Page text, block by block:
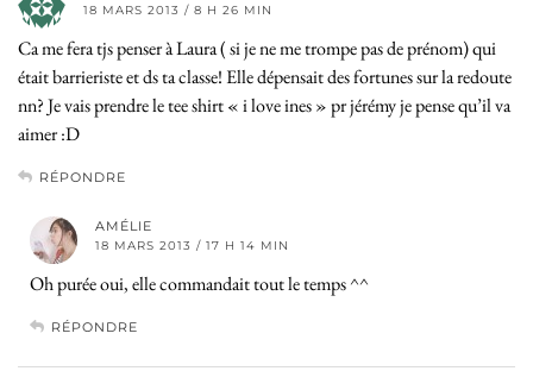
18 MARS 2013 / 8 H 26 MIN
Ca me fera tjs penser à Laura ( si je ne me trompe pas de prénom) qui
était barrieriste et ds ta classe! Elle dépensait des fortunes sur la redoute
nn? Je vais prendre le tee shirt « i love ines » pr jérémy je pense qu’il va
aimer :D
RÉPONDRE
AMÉLIE
18 MARS 2013 / 17 H 14 MIN
Oh purée oui, elle commandait tout le temps ^^
RÉPONDRE